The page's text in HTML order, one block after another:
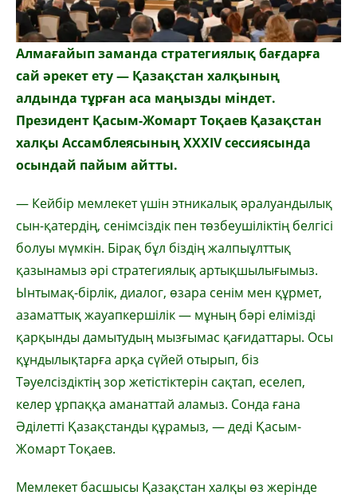
Алмағайып заманда стратегиялық бағдарға
сай әрекет ету — Қазақстан халқының
алдында тұрған аса маңызды міндет.
Президент Қасым-Жомарт Тоқаев Қазақстан
халқы Ассамблеясының ХХХІV сессиясында
осындай пайым айтты.
— Кейбір мемлекет үшін этникалық әралуандылық
сын-қатердің, сенімсіздік пен төзбеушіліктің белгісі
болуы мүмкін. Бірақ бұл біздің жалпыұлттық
қазынамыз әрі стратегиялық артықшылығымыз.
Ынтымақ-бірлік, диалог, өзара сенім мен құрмет,
азаматтық жауапкершілік — мұның бәрі елімізді
қарқынды дамытудың мызғымас қағидаттары. Осы
құндылықтарға арқа сүйей отырып, біз
Тәуелсіздіктің зор жетістіктерін сақтап, еселеп,
келер ұрпаққа аманаттай аламыз. Сонда ғана
Әділетті Қазақстанды құрамыз, — деді Қасым-
Жомарт Тоқаев.
Мемлекет басшысы Қазақстан халқы өз жерінде